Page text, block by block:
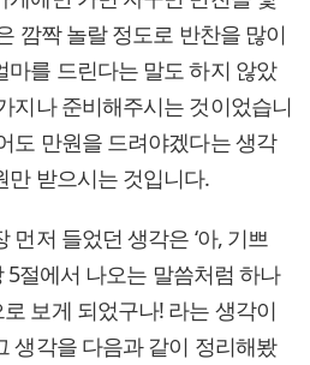
깜짝 놀랄 정도로 반찬을 많이
마를 드린다는 말도 하지 않았
지나 준비해주시는 것이었습니
도 만원을 드려야겠다는 생각
만 받으시는 것입니다.
먼저 들었던 생각은 ‘아, 기쁘
5절에서 나오는 말씀처럼 하나
보게 되었구나! 라는 생각이
생각을 다음과 같이 정리해봤